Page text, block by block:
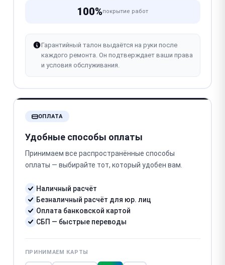
100%покрытие работ
Гарантийный талон выдаётся на руки после
каждого ремонта. Он подтверждает ваши права
и условия обслуживания.
ОПЛАТА
Удобные способы оплаты
Принимаем все распространённые способы
оплаты — выбирайте тот, который удобен вам.
Наличный расчёт
Безналичный расчёт для юр. лиц
Оплата банковской картой
СБП — быстрые переводы
ПРИНИМАЕМ КАРТЫ